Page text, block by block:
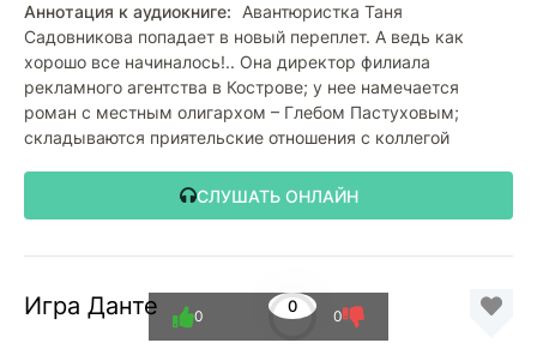
Аннотация к аудиокниге:
Авантюристка Таня
Садовникова попадает в новый переплет. А ведь как
хорошо все начиналось!.. Она директор филиала
рекламного агентства в Кострове; у нее намечается
роман с местным олигархом – Глебом Пастуховым;
складываются приятельские отношения с коллегой
СЛУШАТЬ ОНЛАЙН
Игра Данте 0
0 0